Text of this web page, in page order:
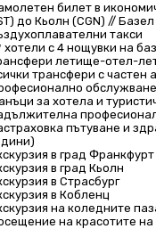
билет в
до Кьолн (CGN) //
такси
хотели с 4 нощувки на
летище-отел-
трансфери с частен
за хотела и
пътуване и
в град Франкфурт
в град Кьолн
в Страсбург
в Кобленц
на коледните
на красотите